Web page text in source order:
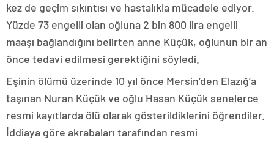
kez de geçim sıkıntısı ve hastalıkla mücadele ediyor.
Yüzde 73 engelli olan oğluna 2 bin 800 lira engelli
maaşı bağlandığını belirten anne Küçük, oğlunun bir an
önce tedavi edilmesi gerektiğini söyledi.
Eşinin ölümü üzerinde 10 yıl önce Mersin’den Elazığ’a
taşınan Nuran Küçük ve oğlu Hasan Küçük senelerce
resmi kayıtlarda ölü olarak gösterildiklerini öğrendiler.
İddiaya göre akrabaları tarafından resmi